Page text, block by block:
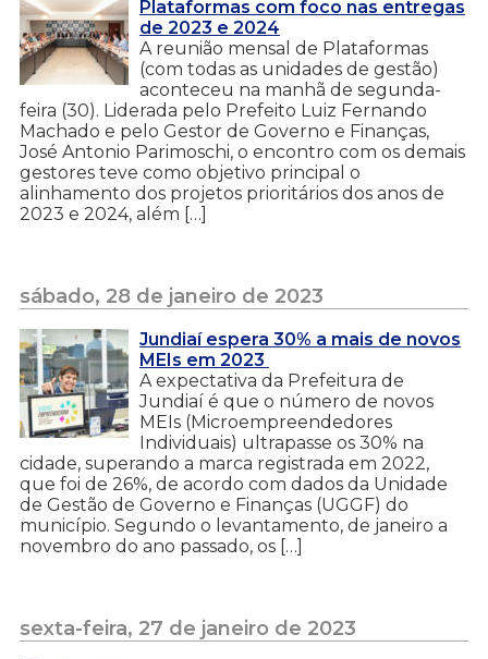
Plataformas com foco nas entregas
de 2023 e 2024
A reunião mensal de Plataformas
(com todas as unidades de gestão)
aconteceu na manhã de segunda-
feira (30). Liderada pelo Prefeito Luiz Fernando
Machado e pelo Gestor de Governo e Finanças,
José Antonio Parimoschi, o encontro com os demais
gestores teve como objetivo principal o
alinhamento dos projetos prioritários dos anos de
2023 e 2024, além […]
sábado, 28 de janeiro de 2023
Jundiaí espera 30% a mais de novos
MEIs em 2023
A expectativa da Prefeitura de
Jundiaí é que o número de novos
MEIs (Microempreendedores
Individuais) ultrapasse os 30% na
cidade, superando a marca registrada em 2022,
que foi de 26%, de acordo com dados da Unidade
de Gestão de Governo e Finanças (UGGF) do
município. Segundo o levantamento, de janeiro a
novembro do ano passado, os […]
sexta-feira, 27 de janeiro de 2023